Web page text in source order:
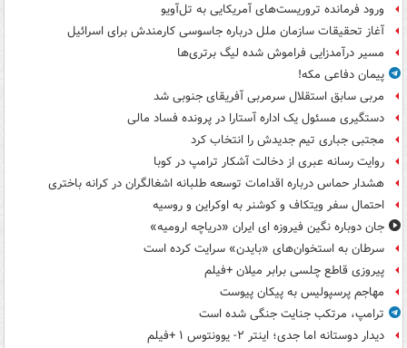
ورود فرمانده تروریست‌های آمریکایی به تل‌آویو
آغاز تحقیقات سازمان ملل درباره جاسوسی کارمندش برای اسرائیل
مسیر درآمدزایی فراموش شده لیگ برتری‌ها
پیمان دفاعی مکه!
مربی سابق استقلال سرمربی آفریقای جنوبی شد
دستگیری مسئول یک اداره آستارا در پرونده فساد مالی
مجتبی جباری تیم جدیدش را انتخاب کرد
روایت رسانه عبری از دخالت آشکار ترامپ در کوبا
هشدار حماس درباره اقدامات توسعه طلبانه اشغالگران در کرانه باختری
احتمال سفر ویتکاف و کوشنر به اوکراین و روسیه
جان دوباره نگین فیروزه ای ایران «دریاچه ارومیه»
سرطان به استخوان‌های «بایدن» سرایت کرده است
پیروزی قاطع چلسی برابر میلان +فیلم
مهاجم پرسپولیس به پیکان پیوست
ترامپ، مرتکب جنایت جنگی شده است
دیدار دوستانه اما جدی؛ اینتر ۲- یوونتوس ۱ +فیلم